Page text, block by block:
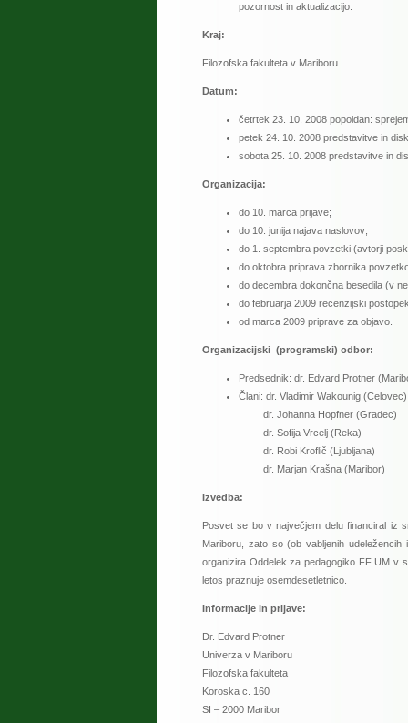
pozornost in aktualizacijo.
Kraj:
Filozofska fakulteta v Mariboru
Datum:
četrtek 23. 10. 2008 popoldan:
petek 24. 10. 2008 predstavitve in
sobota 25. 10. 2008 predstavitve in
Organizacija:
do 10. marca prijave;
do 10. junija najava naslovov;
do 1. septembra povzetki (avtorji
do oktobra priprava zbornika
do decembra dokončna besedila (v
do februarja 2009 recenzijski
od marca 2009 priprave za objavo.
Organizacijski (programski) odbor:
Predsednik: dr. Edvard Protner
Člani: dr. Vladimir Wakounig (Celovec)
dr. Johanna Hopfner (Gradec)
dr. Sofija Vrcelj (Reka)
dr. Robi Kroflič (Ljubljana)
dr. Marjan Krašna (Maribor)
Izvedba:
Posvet se bo v največjem delu financiral iz
Mariboru, zato so (ob vabljenih
organizira Oddelek za pedagogiko FF UM v
letos praznuje osemdesetletnico.
Informacije in prijave:
Dr. Edvard Protner
Univerza v Mariboru
Filozofska fakulteta
Koroska c. 160
SI – 2000 Maribor